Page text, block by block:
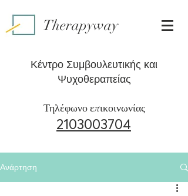
Therapyway
Κέντρο Συμβουλευτικής και
Ψυχοθεραπείας
Τηλέφωνο επικοινωνίας
2103003704
Ανάρτηση